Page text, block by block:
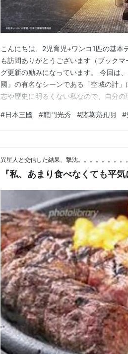
こんにちは、2児育児+ワンコ1匹の基
も訪問ありがとうございます（ブック
グ更新の励みになっています。 今回は
國』の有名なシーンである「空城の計
志や歴史に明るくない私なので、自分
諸葛亮孔明の有名エピソード 『日本三
はこんなに人気なのか？ 「空城の計」
#日本三國 #龍門光秀 #諸葛亮孔明 #
異星人と交信した結果、撃沈。。。。。。。。
『私、あまり食べなくても平